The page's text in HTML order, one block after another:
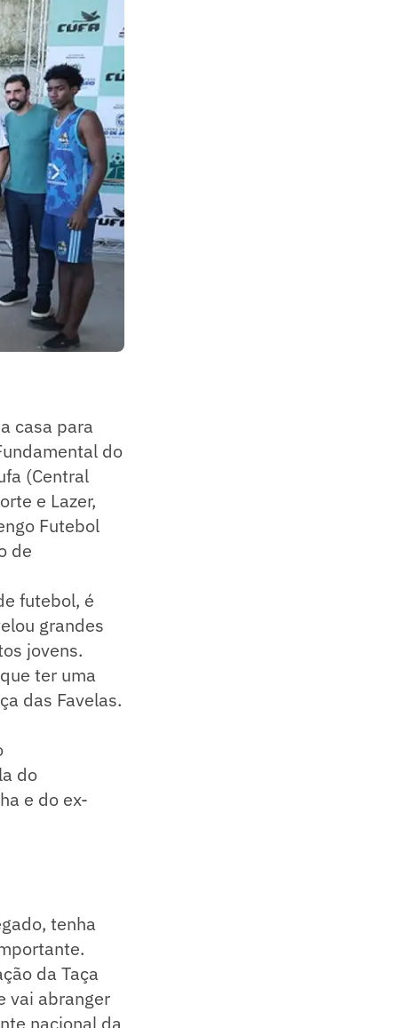
casa para
do
(Central
e Lazer,
Futebol
de
futebol, é
grandes
jovens.
ter uma
das Favelas.
do
e do ex-
tenha
da Taça
vai abranger
nacional da